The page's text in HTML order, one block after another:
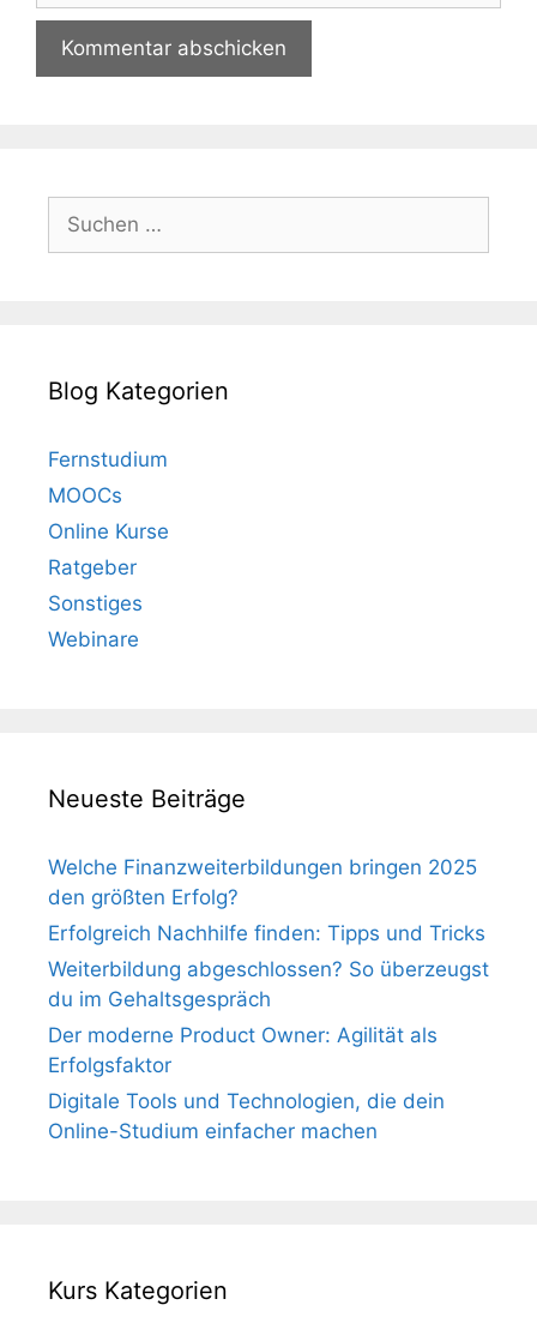
Suchen
nach:
Blog Kategorien
Fernstudium
MOOCs
Online Kurse
Ratgeber
Sonstiges
Webinare
Neueste Beiträge
Welche Finanzweiterbildungen bringen 2025
den größten Erfolg?
Erfolgreich Nachhilfe finden: Tipps und Tricks
Weiterbildung abgeschlossen? So überzeugst
du im Gehaltsgespräch
Der moderne Product Owner: Agilität als
Erfolgsfaktor
Digitale Tools und Technologien, die dein
Online-Studium einfacher machen
Kurs Kategorien